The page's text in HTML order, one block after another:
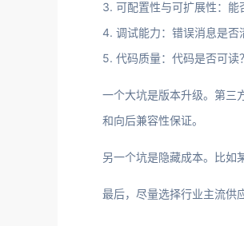
3. 可配置性与可扩展性：能
4. 调试能力：错误消息是否
5. 代码质量：代码是否可读
一个大坑是版本升级。第三
和向后兼容性保证。
另一个坑是隐藏成本。比如
最后，尽量选择行业主流供